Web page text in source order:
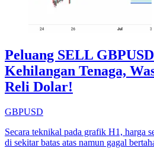
Peluang SELL
Kehilangan Tenaga,
Reli Dolar!
GBPUSD
Secara teknikal pada grafik H1, harga
di sekitar batas atas namun gagal